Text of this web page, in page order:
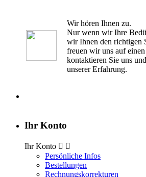
Wir hören Ihnen zu.
Nur wenn wir Ihre
wir Ihnen den richtigen
freuen wir uns auf
kontaktieren Sie uns
unserer Erfahrung.
Ihr Konto
Ihr Konto  
Persönliche Infos
Bestellungen
Rechnungskorrekturen